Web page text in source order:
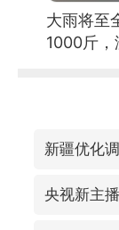
大雨将至
1000斤，
新疆优化
央视新主